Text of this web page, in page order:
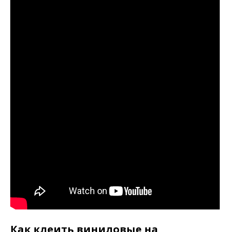
Как клеить виниловые на